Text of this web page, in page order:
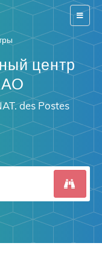
Switch
центр
des Postes